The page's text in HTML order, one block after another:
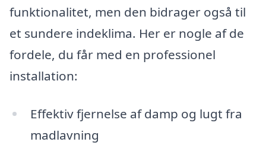
funktionalitet, men den bidrager også til
et sundere indeklima. Her er nogle af de
fordele, du får med en professionel
installation:
Effektiv fjernelse af damp og lugt fra
madlavning